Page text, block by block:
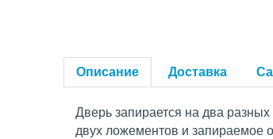
Описание Доставка
Дверь запирается на два
двух ложементов и запираемое